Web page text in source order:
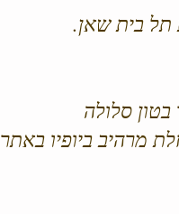
תל בית שאן.
מרהיב ביופיו באתר